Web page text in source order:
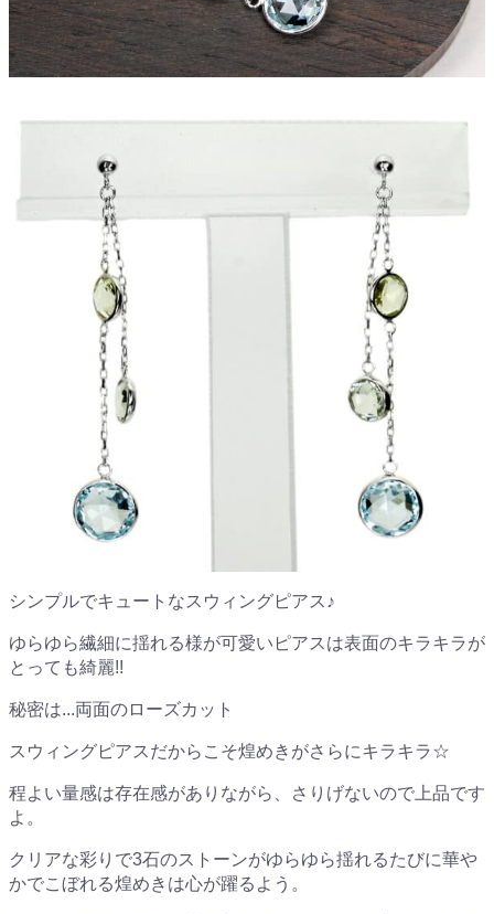
シンプルでキュートなスウィングピアス♪
ゆらゆら繊細に揺れる様が可愛いピアスは表面のキラキラが
とっても綺麗!!
秘密は...両面のローズカット
スウィングピアスだからこそ煌めきがさらにキラキラ☆
程よい量感は存在感がありながら、さりげないので上品です
よ。
クリアな彩りで3石のストーンがゆらゆら揺れるたびに華や
かでこぼれる煌めきは心が躍るよう。